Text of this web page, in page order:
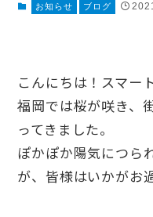
お知らせ ブログ
こんにちは！スマー
福岡では桜が咲き、
ってきました。
ぽかぽか陽気につら
が、皆様はいかがお